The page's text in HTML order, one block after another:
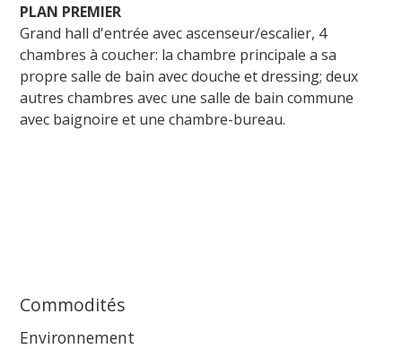
PLAN PREMIER
Grand hall d'entrée avec ascenseur/escalier, 4
chambres à coucher: la chambre principale a sa
propre salle de bain avec douche et dressing; deux
autres chambres avec une salle de bain commune
avec baignoire et une chambre-bureau.
Commodités
Environnement